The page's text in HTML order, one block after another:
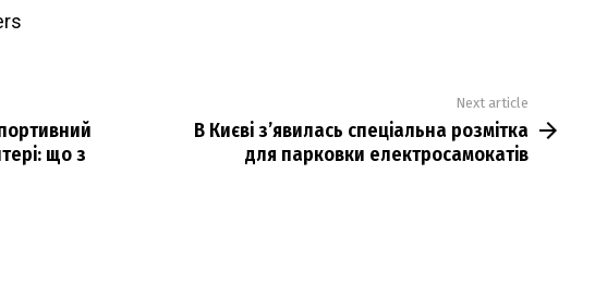
що з
Next article
В Києві з’явилась спеціальна розмітка
для парковки електросамокатів